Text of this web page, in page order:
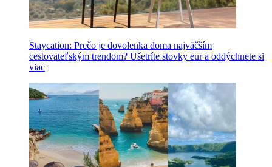
Staycation: Prečo je dovolenka doma najväčším
cestovateľským trendom? Ušetríte stovky eur a oddýchnete si
viac